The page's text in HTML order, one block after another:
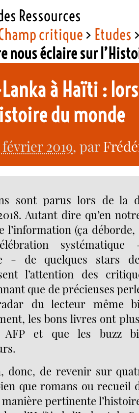
Ressources
critique> Etudes
nous éclaire sur
Lanka à Haïti :
du monde
2019, par
sont parus lors de la
Autant dire qu’en
l’information (ça
systématique
- de quelques stars
l’attention des
que de précieuses
du lecteur même
les bons livres ont
AFP et que les buzz
donc, de revenir sur
que romans ou recueil
pertinente